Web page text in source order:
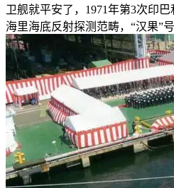
卫舰就平安了，1971年第3次印
海里海底反射探测范畴，“汉果”